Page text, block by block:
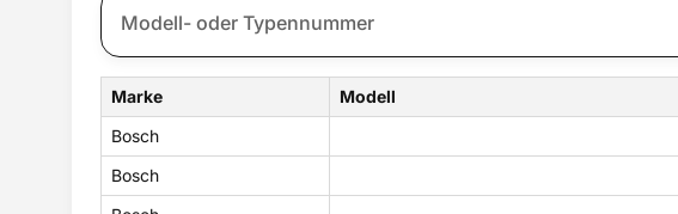
Marke Modell
Bosch
Bosch